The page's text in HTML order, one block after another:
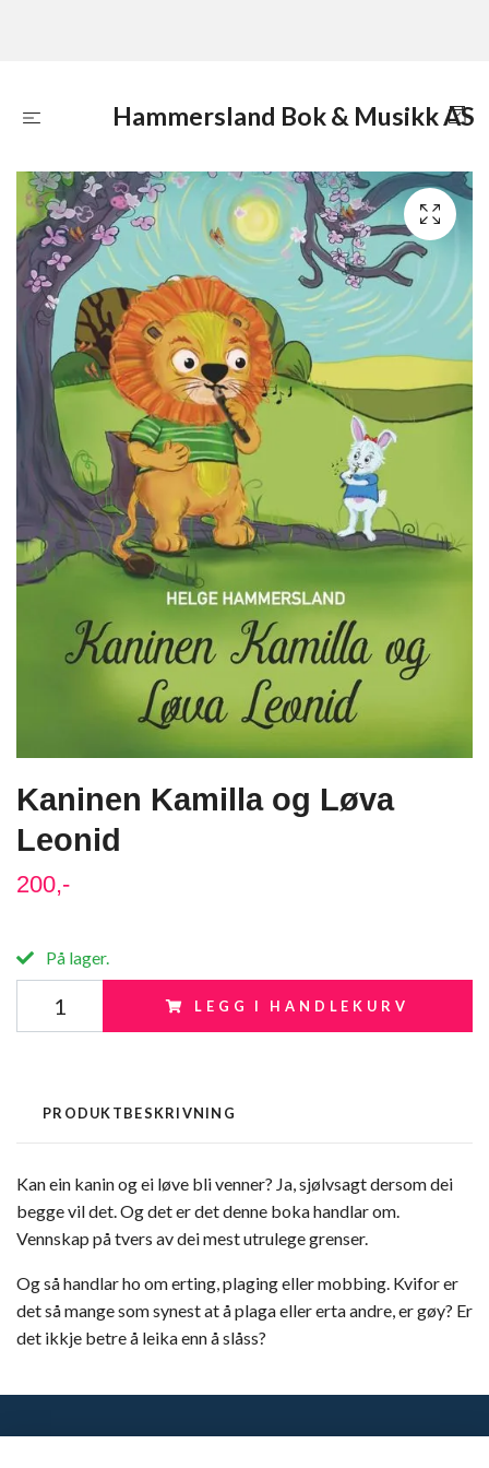
Hammersland Bok & Musikk AS
Kaninen Kamilla og Løva
Leonid
200,-
På lager.
LEGG I HANDLEKURV
PRODUKTBESKRIVNING
Kan ein kanin og ei løve bli venner? Ja, sjølvsagt dersom dei
begge vil det. Og det er det denne boka handlar om.
Vennskap på tvers av dei mest utrulege grenser.
Og så handlar ho om erting, plaging eller mobbing. Kvifor er
det så mange som synest at å plaga eller erta andre, er gøy? Er
det ikkje betre å leika enn å slåss?